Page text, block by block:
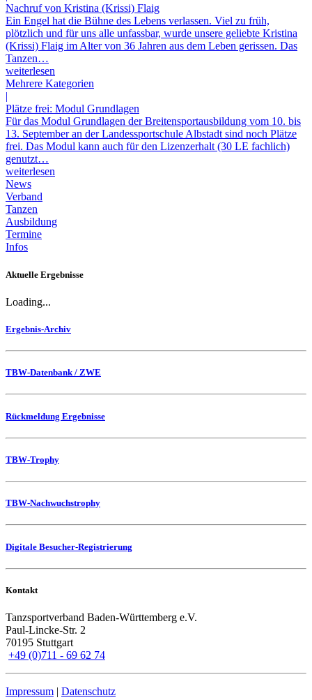
Nachruf von Kristina (Krissi) Flaig
Ein Engel hat die Bühne des Lebens verlassen. Viel zu früh,
plötzlich und für uns alle unfassbar, wurde unsere geliebte Kristina
(Krissi) Flaig im Alter von 36 Jahren aus dem Leben gerissen. Das
Tanzen…
weiterlesen
Mehrere Kategorien
|
Plätze frei: Modul Grundlagen
Für das Modul Grundlagen der Breitensportausbildung vom 10. bis
13. September an der Landessportschule Albstadt sind noch Plätze
frei. Das Modul kann auch für den Lizenzerhalt (30 LE fachlich)
genutzt…
weiterlesen
News
Verband
Tanzen
Ausbildung
Termine
Infos
Aktuelle Ergebnisse
Loading...
Ergebnis-Archiv
TBW-Datenbank / ZWE
Rückmeldung Ergebnisse
TBW-Trophy
TBW-Nachwuchstrophy
Digitale Besucher-Registrierung
Kontakt
Tanzsportverband Baden-Württemberg e.V.
Paul-Lincke-Str. 2
70195 Stuttgart
+49 (0)711 - 69 62 74
Impressum | Datenschutz